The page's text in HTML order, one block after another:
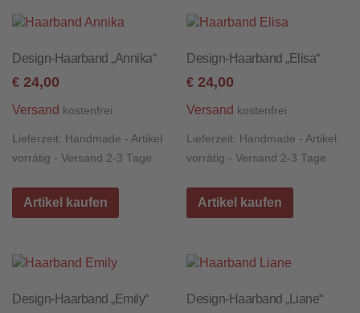
Design-Haarband „Annika“
€ 24,00
Versand kostenfrei
Lieferzeit: Handmade - Artikel
vorrätig - Versand 2-3 Tage
Artikel kaufen
Design-Haarband „Elisa“
€ 24,00
Versand kostenfrei
Lieferzeit: Handmade - Artikel
vorrätig - Versand 2-3 Tage
Artikel kaufen
Design-Haarband „Emily“
Design-Haarband „Liane“